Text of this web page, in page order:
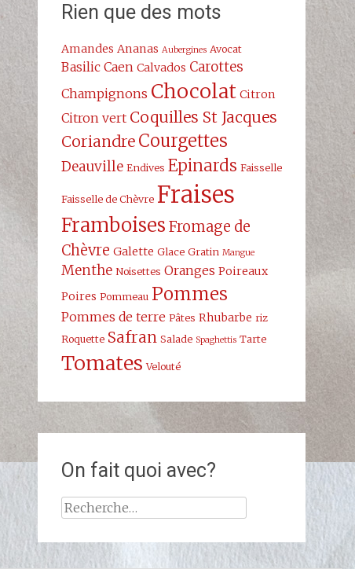
Rien que des mots
Amandes Ananas Aubergines Avocat
Basilic Caen Calvados Carottes
Champignons Chocolat Citron
Citron vert Coquilles St Jacques
Coriandre Courgettes
Deauville Endives Epinards Faisselle
Faisselle de Chèvre Fraises
Framboises Fromage de
Chèvre Galette Glace Gratin Mangue
Menthe Noisettes Oranges Poireaux
Poires Pommeau Pommes
Pommes de terre Pâtes Rhubarbe riz
Roquette Safran Salade Spaghettis Tarte
Tomates Velouté
On fait quoi avec?
Rechercher :